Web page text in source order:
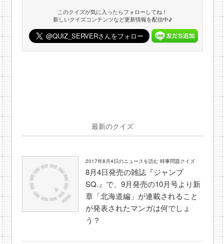
このクイズが気に入ったらフォローしてね！
新しいクイズコンテンツなど更新情報を配信中♪
最新のクイズ
2017年8月4日のニュースを読む 時事問題クイズ
8月4日発売の雑誌『ジャンプ
SQ.』で、9月発売の10月号より新
章「北海道編」が連載されること
が発表されたマンガは何でしょ
う？